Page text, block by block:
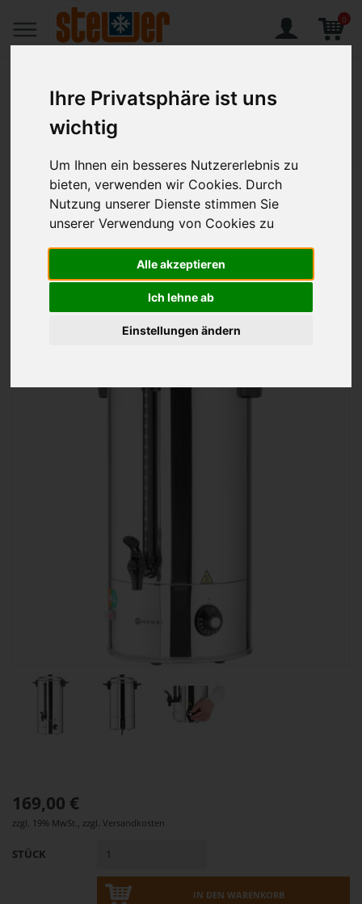
Ihre Privatsphäre ist uns
wichtig
Um Ihnen ein besseres Nutzererlebnis zu
bieten, verwenden wir Cookies. Durch
Nutzung unserer Dienste stimmen Sie
unserer Verwendung von Cookies zu
Alle akzeptieren
Ich lehne ab
Einstellungen ändern
0
Home Produkte
Heissgetränkespender 20L
169,00 €
zzgl. 19% MwSt., zzgl. Versandkosten
STÜCK
IN DEN WARENKORB